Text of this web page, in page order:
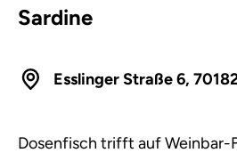
Sardine
Esslinger Straße 6,
Dosenfisch trifft auf Weinbar-